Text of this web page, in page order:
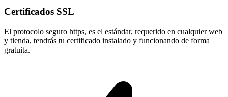
Certificados SSL
El protocolo seguro https, es el estándar, requerido en cualquier web
y tienda, tendrás tu certificado instalado y funcionando de forma
gratuita.